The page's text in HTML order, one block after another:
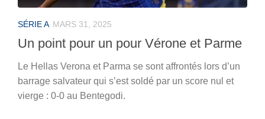
SÉRIE A MARS 31, 2025
Un point pour un pour Vérone et Parme
Le Hellas Verona et Parma se sont affrontés lors d’un
barrage salvateur qui s’est soldé par un score nul et
vierge : 0-0 au Bentegodi.